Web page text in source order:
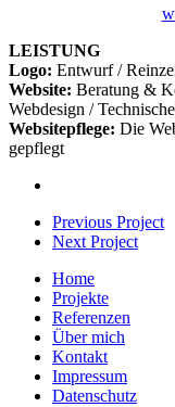
LEISTUNG
Logo: Entwurf /
Website: Beratung &
Webdesign /
Websitepflege: Die
gepflegt
Previous Project
Next Project
Home
Projekte
Referenzen
Über mich
Kontakt
Impressum
Datenschutz